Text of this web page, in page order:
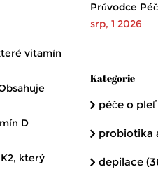
vitamín
D
který
Průvodce
srp, 1 2026
Kategorie
péče o pleť
probiotika
depilace